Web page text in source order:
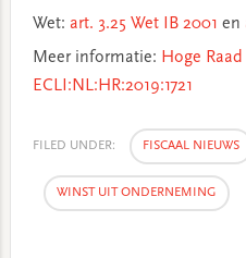
Wet: art. 3.25 Wet IB 2001 en
Meer informatie: Hoge
ECLI:NL:HR:2019:1721
FILED UNDER: FISCAAL NIEUWS
WINST UIT ONDERNEMING